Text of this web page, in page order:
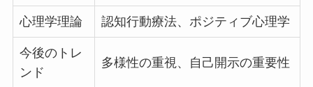
心理学理論 認知行動療法、ポジティブ心理学
今後のトレ
ンド
多様性の重視、自己開示の重要性